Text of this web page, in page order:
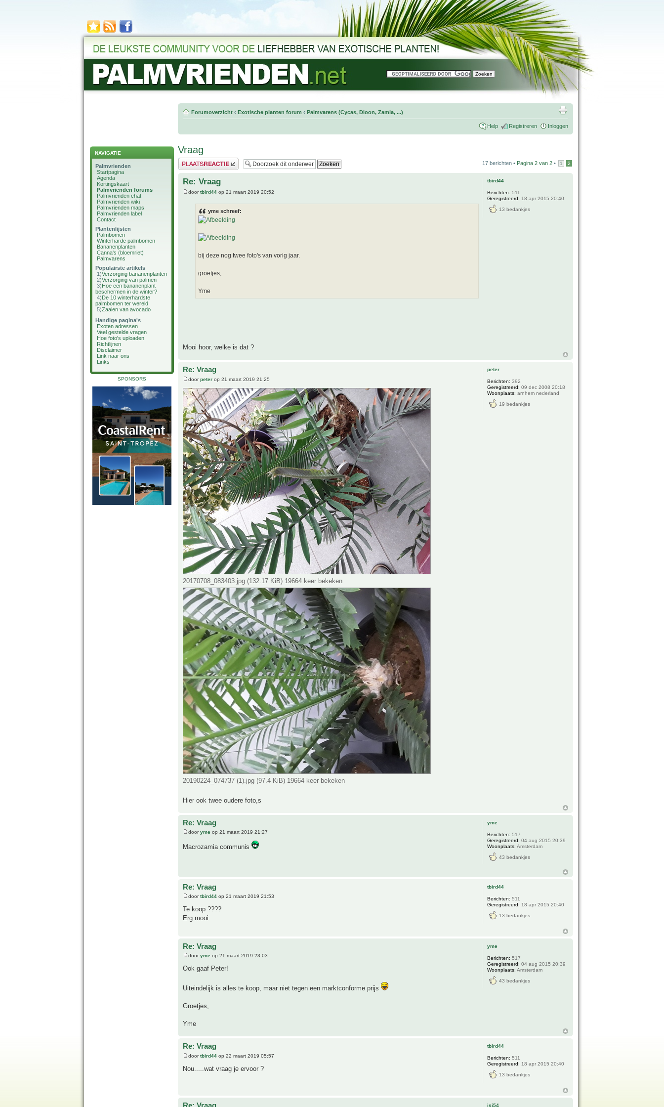
NAVIGATIE
Palmvrienden
Startpagina
Agenda
Kortingskaart
Palmvrienden forums
Palmvrienden chat
Palmvrienden wiki
Palmvrienden maps
Palmvrienden label
Contact
Plantenlijsten
Palmbomen
Winterharde palmbomen
Bananenplanten
Canna's (bloemriet)
Palmvarens
Populairste artikels
1)Verzorging bananenplanten
2)Verzorging van palmen
3)Hoe een bananenplant
beschermen in de winter?
4)De 10 winterhardste
palmbomen ter wereld
5)Zaaien van avocado
Handige pagina's
Exoten adressen
Veel gestelde vragen
Hoe foto's uploaden
Richtlijnen
Disclaimer
Link naar ons
Links
SPONSORS
Forumoverzicht ‹ Exotische planten forum ‹ Palmvarens (Cycas, Dioon, Zamia, ...)
Help Registreren Inloggen
Vraag
Plaats een reactie 17 berichten • Pagina 2 van 2 • 1 2
Re: Vraag
doortbird44 op 21 maart 2019 20:52
yme schreef:
bij deze nog twee foto's van vorig jaar.
groetjes,
Yme
Mooi hoor, welke is dat ?
tbird44
Berichten: 511
Geregistreerd: 18 apr 2015 20:40
13 bedankjes
Re: Vraag
doorpeter op 21 maart 2019 21:25
20170708_083403.jpg (132.17 KiB) 19664 keer bekeken
20190224_074737 (1).jpg (97.4 KiB) 19664 keer bekeken
Hier ook twee oudere foto,s
peter
Berichten: 392
Geregistreerd: 09 dec 2008 20:18
Woonplaats: arnhem nederland
19 bedankjes
Re: Vraag
dooryme op 21 maart 2019 21:27
Macrozamia communis
yme
Berichten: 517
Geregistreerd: 04 aug 2015 20:39
Woonplaats: Amsterdam
43 bedankjes
Re: Vraag
doortbird44 op 21 maart 2019 21:53
Te koop ????
Erg mooi
tbird44
Berichten: 511
Geregistreerd: 18 apr 2015 20:40
13 bedankjes
Re: Vraag
dooryme op 21 maart 2019 23:03
Ook gaaf Peter!
Uiteindelijk is alles te koop, maar niet tegen een marktconforme prijs
Groetjes,
Yme
yme
Berichten: 517
Geregistreerd: 04 aug 2015 20:39
Woonplaats: Amsterdam
43 bedankjes
Re: Vraag
doortbird44 op 22 maart 2019 05:57
Nou.....wat vraag je ervoor ?
tbird44
Berichten: 511
Geregistreerd: 18 apr 2015 20:40
13 bedankjes
isi54